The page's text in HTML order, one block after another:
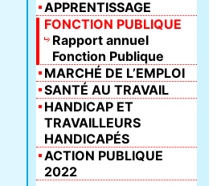
APPRENTISSAGE
FONCTION PUBLIQUE
Rapport annuel
Fonction Publique
MARCHÉ DE L’EMPLOI
SANTÉ AU TRAVAIL
HANDICAP ET
TRAVAILLEURS
HANDICAPÉS
ACTION PUBLIQUE
2022